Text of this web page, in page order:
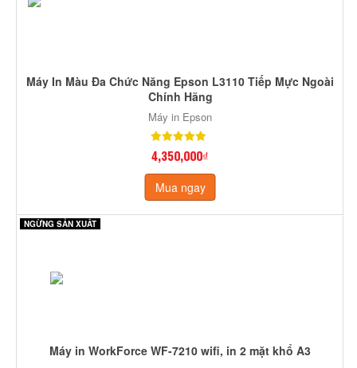
Máy In Màu Đa Chức Năng Epson L3110 Tiếp Mực Ngoài
Chính Hãng
Máy in Epson
4,350,000₫
Mua ngay
NGỪNG SẢN XUẤT
Máy in WorkForce WF-7210 wifi, in 2 mặt khổ A3